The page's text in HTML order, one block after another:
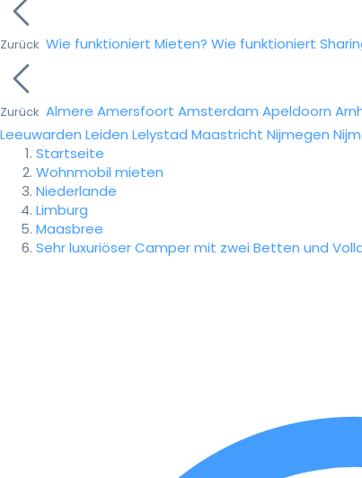
Zurück Wie funktioniert Mieten? Wie funktioniert
Zurück Almere Amersfoort Amsterdam Apeldoorn
Leeuwarden Leiden Lelystad Maastricht Nijmegen
Startseite
Wohnmobil mieten
Niederlande
Limburg
Maasbree
Sehr luxuriöser Camper mit zwei Betten und